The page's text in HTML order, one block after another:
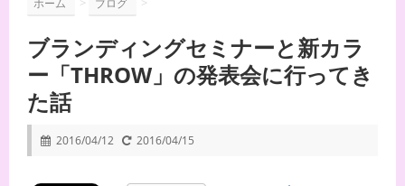
ブランディングセミナーと新カラ
ー「THROW」の発表会に行ってき
た話
2016/04/12 2016/04/15